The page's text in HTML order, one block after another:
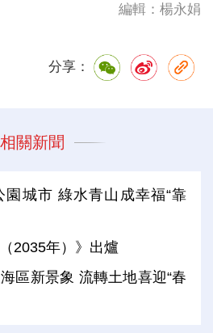
編輯：楊永娟
分享：
相關新聞
園城市 綠水青山成幸福“靠
2035年）》出爐
區新景象 流轉土地喜迎“春